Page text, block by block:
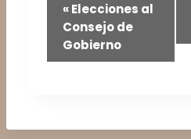
v
«Elecciones al
Consejo de
Gobierno